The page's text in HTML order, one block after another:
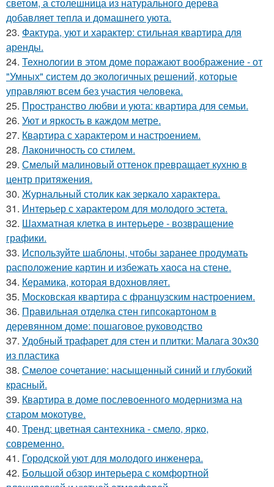
светом, а столешница из натурального дерева
добавляет тепла и домашнего уюта.
23. Фактура, уют и характер: стильная квартира для
аренды.
24. Технологии в этом доме поражают воображение - от
"Умных" систем до экологичных решений, которые
управляют всем без участия человека.
25. Пространство любви и уюта: квартира для семьи.
26. Уют и яркость в каждом метре.
27. Квартира с характером и настроением.
28. Лаконичность со стилем.
29. Смелый малиновый оттенок превращает кухню в
центр притяжения.
30. Журнальный столик как зеркало характера.
31. Интерьер с характером для молодого эстета.
32. Шахматная клетка в интерьере - возвращение
графики.
33. Используйте шаблоны, чтобы заранее продумать
расположение картин и избежать хаоса на стене.
34. Керамика, которая вдохновляет.
35. Московская квартира с французским настроением.
36. Правильная отделка стен гипсокартоном в
деревянном доме: пошаговое руководство
37. Удобный трафарет для стен и плитки: Малага 30х30
из пластика
38. Смелое сочетание: насыщенный синий и глубокий
красный.
39. Квартира в доме послевоенного модернизма на
старом мокотуве.
40. Тренд: цветная сантехника - смело, ярко,
современно.
41. Городской уют для молодого инженера.
42. Большой обзор интерьера с комфортной